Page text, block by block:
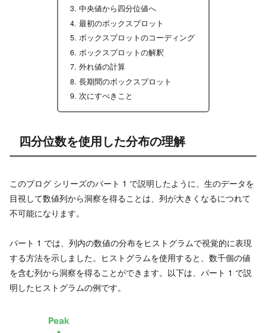
中央値から四分位値へ
最初のボックスプロット
ボックスプロットのコーディング
ボックスプロットの解釈
外れ値の計算
長期間のボックスプロット
次にすべきこと
四分位数を使用した分布の理解
このブログ シリーズのパート 1 で説明したように、生のデータを
目視して数値列から洞察を得ることは、列が大きくなるにつれて
不可能になります。
パート 1 では、列内の数値の分布をヒストグラムで視覚的に表現
する方法を示しました。ヒストグラムを使用すると、数千個の値
を含む列から洞察を得ることができます。以下は、パート 1 で説
明したヒストグラムの例です。